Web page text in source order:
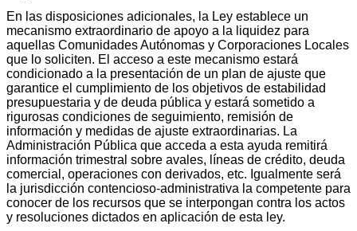
En las disposiciones adicionales, la Ley establece un
mecanismo extraordinario de apoyo a la liquidez para
aquellas Comunidades Autónomas y Corporaciones Locales
que lo soliciten. El acceso a este mecanismo estará
condicionado a la presentación de un plan de ajuste que
garantice el cumplimiento de los objetivos de estabilidad
presupuestaria y de deuda pública y estará sometido a
rigurosas condiciones de seguimiento, remisión de
información y medidas de ajuste extraordinarias. La
Administración Pública que acceda a esta ayuda remitirá
información trimestral sobre avales, líneas de crédito, deuda
comercial, operaciones con derivados, etc. Igualmente será
la jurisdicción contencioso-administrativa la competente para
conocer de los recursos que se interpongan contra los actos
y resoluciones dictados en aplicación de esta ley.